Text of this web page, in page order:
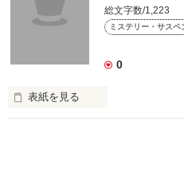
作品
総文字数/1,223
ミステリー・サスペ
0
表紙を見る